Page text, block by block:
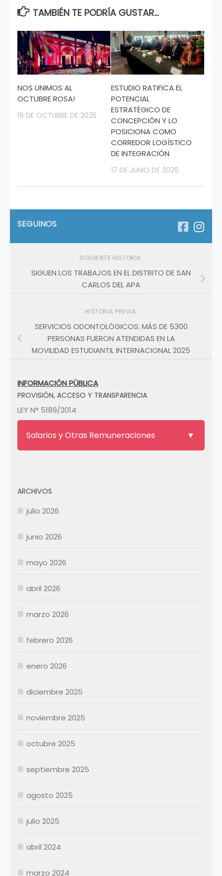
TAMBIÉN TE PODRÍA GUSTAR...
NOS UNIMOS AL
OCTUBRE ROSA!
19 DE OCTUBRE DE 2025
ESTUDIO RATIFICA EL
POTENCIAL
ESTRATÉGICO DE
CONCEPCIÓN Y LO
POSICIONA COMO
CORREDOR LOGÍSTICO
DE INTEGRACIÓN
17 DE JUNIO DE 2026
SEGUINOS
SIGUIENTE HISTORIA
SIGUEN LOS TRABAJOS EN EL DISTRITO DE SAN
CARLOS DEL APA
HISTORIA PREVIA
SERVICIOS ODONTOLÓGICOS: MÁS DE 5300
PERSONAS FUERON ATENDIDAS EN LA
MOVILIDAD ESTUDIANTIL INTERNACIONAL 2025
INFORMACIÓN PÚBLICA
PROVISIÓN, ACCESO Y TRANSPARENCIA
LEY N° 5189/2014
Salarios y Otras Remuneraciones
Enero
Marzo
Junio
Agosto
Noviembre
Resumen Permanentes
Junio
Agosto
Noviembre
Resumen Permanentes
ARCHIVOS
julio 2026
junio 2026
mayo 2026
abril 2026
marzo 2026
febrero 2026
enero 2026
diciembre 2025
noviembre 2025
octubre 2025
septiembre 2025
agosto 2025
julio 2025
abril 2024
marzo 2024